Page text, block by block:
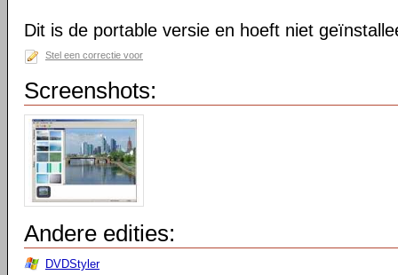
Dit is de portable versie en hoeft niet
Stel een correctie voor
Screenshots:
Andere edities:
DVDStyler